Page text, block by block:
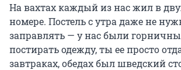
На вахтах каждый из нас жил в
номере. Постель с утра даже не
заправлять — у нас были
постирать одежду, ты ее просто
завтраках, обедах был шведский